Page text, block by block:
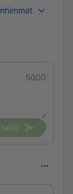
5000